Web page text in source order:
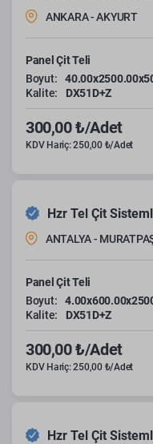
ANKARA - AKYURT
Panel Çit Teli
Boyut:
Kalite:
DX51D+Z
300,00 ₺/Adet
KDV Hariç: 250,00 ₺/Adet
Hzr Tel Çit
ANTALYA -
Panel Çit Teli
Boyut:
Kalite:
DX51D+Z
300,00 ₺/Adet
KDV Hariç: 250,00 ₺/Adet
Hzr Tel Çit